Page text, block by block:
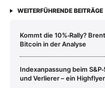
WEITERFÜHRENDE BEITRÄGE
Kommt die 10%‑Rally?
Bitcoin in der Analyse
Indexanpassung beim
und Verlierer – ein